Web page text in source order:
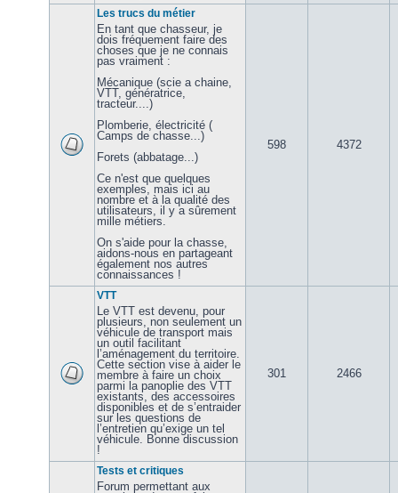
Les trucs du métier
En tant que chasseur, je
dois fréquement faire des
choses que je ne connais
pas vraiment :
Mécanique (scie a chaine,
VTT, génératrice,
tracteur....)
Plomberie, électricité (
Camps de chasse...)
Forets (abbatage...)
Ce n'est que quelques
exemples, mais ici au
nombre et à la qualité des
utilisateurs, il y a sûrement
mille métiers.
On s'aide pour la chasse,
aidons-nous en partageant
également nos autres
connaissances !
598 4372
VTT
Le VTT est devenu, pour
plusieurs, non seulement un
véhicule de transport mais
un outil facilitant
l’aménagement du territoire.
Cette section vise à aider le
membre à faire un choix
parmi la panoplie des VTT
existants, des accessoires
disponibles et de s’entraider
sur les questions de
l’entretien qu’exige un tel
véhicule. Bonne discussion
!
301 2466
Tests et critiques
Forum permettant aux